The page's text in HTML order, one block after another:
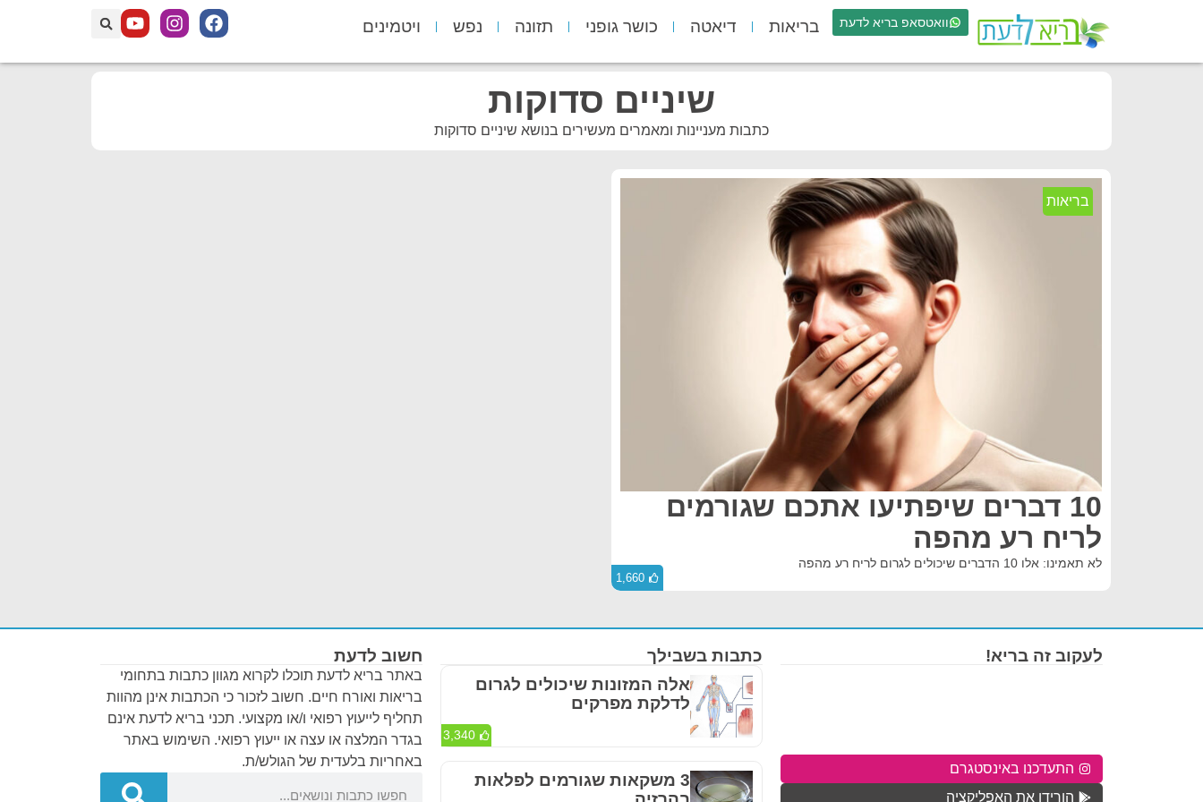
וואטסאפ בריא לדעת בריאות דיאטה כושר גופני תזונה נפש ויטמינים
שיניים סדוקות
כתבות מעניינות ומאמרים מעשירים בנושא שיניים סדוקות
בריאות
10 דברים שיפתיעו אתכם שגורמים
לריח רע מהפה
לא תאמינו: אלו 10 הדברים שיכולים לגרום לריח רע מהפה
1,660
חשוב לדעת
באתר בריא לדעת תוכלו לקרוא מגוון כתבות בתחומי
בריאות ואורח חיים. חשוב לזכור כי הכתבות אינן מהוות
תחליף לייעוץ רפואי ו/או מקצועי. תכני בריא לדעת אינם
בגדר המלצה או עצה או ייעוץ רפואי. השימוש באתר
באחריות בלעדית של הגולש/ת.
כתבות בשבילך
אלה המזונות שיכולים לגרום
לדלקת מפרקים
3,340
3 משקאות שגורמים לפלאות
לעקוב זה בריא!
התעדכנו באינסטגרם
הורידו את האפליקציה